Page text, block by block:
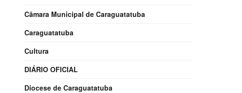
Câmara Municipal de Caraguatatuba
Caraguatatuba
Cultura
DIÁRIO OFICIAL
Diocese de Caraguatatuba